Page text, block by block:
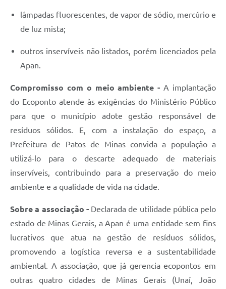
lâmpadas fluorescentes, de vapor de sódio, mercúrio e
de luz mista;
outros inservíveis não listados, porém licenciados pela
Apan.
Compromisso com o meio ambiente - A implantação
do Ecoponto atende às exigências do Ministério Público
para que o município adote gestão responsável de
resíduos sólidos. E, com a instalação do espaço, a
Prefeitura de Patos de Minas convida a população a
utilizá-lo para o descarte adequado de materiais
inservíveis, contribuindo para a preservação do meio
ambiente e a qualidade de vida na cidade.
Sobre a associação -Declarada de utilidade pública pelo
estado de Minas Gerais, a Apan é uma entidade sem fins
lucrativos que atua na gestão de resíduos sólidos,
promovendo a logística reversa e a sustentabilidade
ambiental. A associação, que já gerencia ecopontos em
outras quatro cidades de Minas Gerais (Unaí, João